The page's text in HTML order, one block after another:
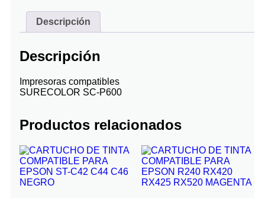
Descripción
Descripción
Impresoras compatibles
SURECOLOR SC-P600
Productos relacionados